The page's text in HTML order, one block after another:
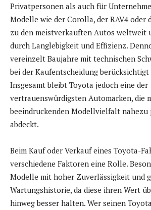
Privatpersonen als auch für
Modelle wie der Corolla, der RAV4 oder
zu den meistverkauften Autos weltweit
durch Langlebigkeit und Effizienz.
vereinzelt Baujahre mit technischen
bei der Kaufentscheidung
Insgesamt bleibt Toyota jedoch eine der
vertrauenswürdigsten Automarken, die
beeindruckenden Modellvielfalt nahezu
abdeckt.
Beim Kauf oder Verkauf eines Toyota-
verschiedene Faktoren eine Rolle.
Modelle mit hoher Zuverlässigkeit und
Wartungshistorie, da diese ihren Wert
hinweg besser halten. Wer seinen